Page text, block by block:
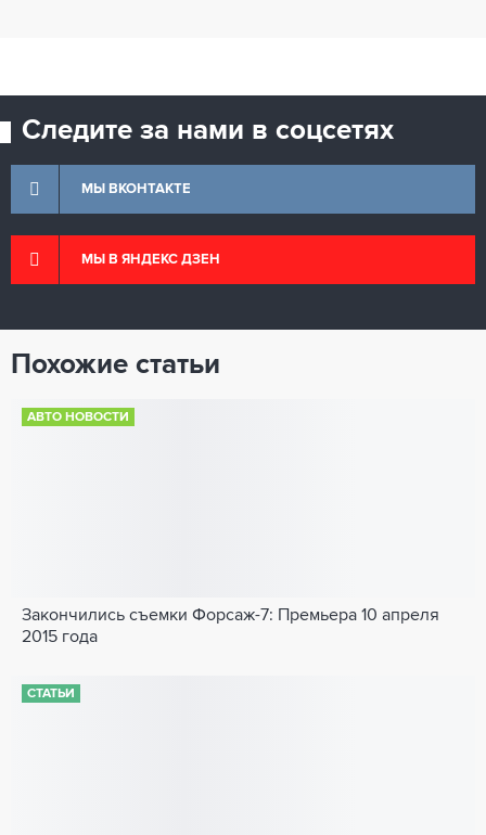
Следите за нами в соцсетях
МЫ ВКОНТАКТЕ
МЫ В ЯНДЕКС ДЗЕН
Похожие статьи
АВТО НОВОСТИ
Закончились съемки Форсаж-7: Премьера 10 апреля
2015 года
СТАТЬИ